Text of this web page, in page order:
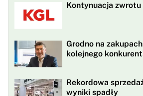
Kontynuacja
Grodno na
kolejnego
Rekordowa
wyniki spadły